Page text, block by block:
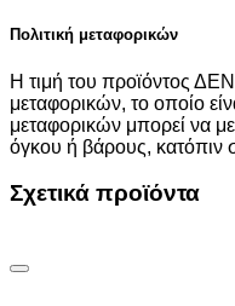
Πολιτική μεταφορικών
Η τιμή του προϊόντος
μεταφορικών, το οποίο
μεταφορικών μπορεί να
όγκου ή βάρους, κατόπιν
Σχετικά προϊόντα